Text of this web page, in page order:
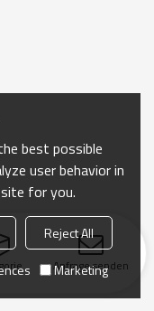
Anfrage senden
best possible
user behavior in
for you.
Reject All
Marketing